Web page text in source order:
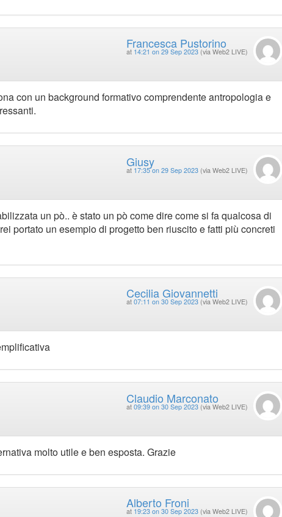
Francesca Pustorino
at 14:21 on 29 Sep 2023 (via Web2 LIVE)
con un background formativo comprendente antropologia e
Giusy
at 17:35 on 29 Sep 2023 (via Web2 LIVE)
un pò.. è stato un pò come dire come si fa qualcosa di
portato un esempio di progetto ben riuscito e fatti più concreti
Cecilia Giovannetti
at 07:11 on 30 Sep 2023 (via Web2 LIVE)
Claudio Marconato
at 09:39 on 30 Sep 2023 (via Web2 LIVE)
molto utile e ben esposta. Grazie
Alberto Froni
at 19:23 on 30 Sep 2023 (via Web2 LIVE)